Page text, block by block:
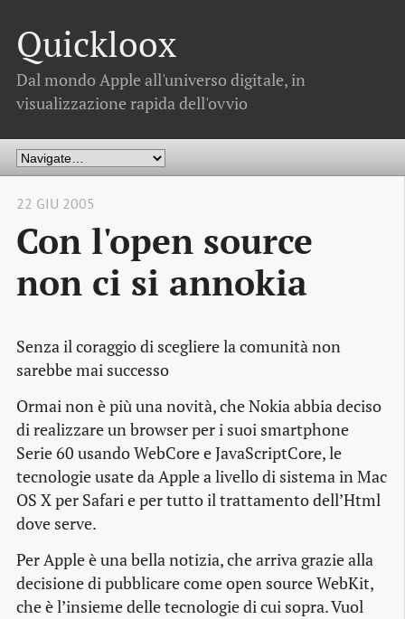
Quickloox
Dal mondo Apple all'universo digitale, in
visualizzazione rapida dell'ovvio
22 GIU 2005
Con l'open source
non ci si annokia
Senza il coraggio di scegliere la comunità non
sarebbe mai successo
Ormai non è più una novità, che Nokia abbia deciso
di realizzare un browser per i suoi smartphone
Serie 60 usando WebCore e JavaScriptCore, le
tecnologie usate da Apple a livello di sistema in Mac
OS X per Safari e per tutto il trattamento dell’Html
dove serve.
Per Apple è una bella notizia, che arriva grazie alla
decisione di pubblicare come open source WebKit,
che è l’insieme delle tecnologie di cui sopra. Vuol